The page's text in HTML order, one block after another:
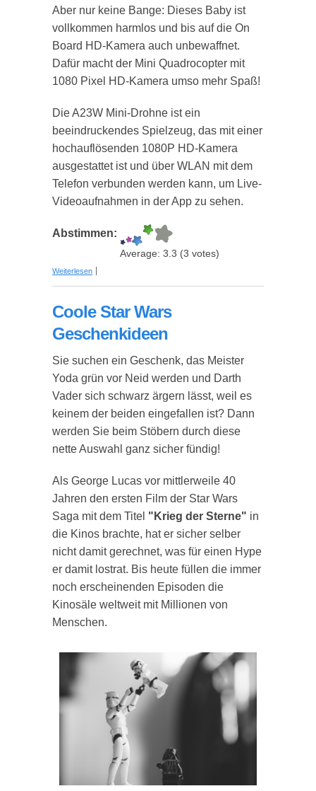
Aber nur keine Bange: Dieses Baby ist
vollkommen harmlos und bis auf die On
Board HD-Kamera auch unbewaffnet.
Dafür macht der Mini Quadrocopter mit
1080 Pixel HD-Kamera umso mehr Spaß!
Die A23W Mini-Drohne ist ein
beeindruckendes Spielzeug, das mit einer
hochauflösenden 1080P HD-Kamera
ausgestattet ist und über WLAN mit dem
Telefon verbunden werden kann, um Live-
Videoaufnahmen in der App zu sehen.
Abstimmen:
Average: 3.3 (3 votes)
Weiterlesen über Mini Quadrocopter Drohne mit HD-Kamera
Coole Star Wars
Geschenkideen
Sie suchen ein Geschenk, das Meister
Yoda grün vor Neid werden und Darth
Vader sich schwarz ärgern lässt, weil es
keinem der beiden eingefallen ist? Dann
werden Sie beim Stöbern durch diese
nette Auswahl ganz sicher fündig!
Als George Lucas vor mittlerweile 40
Jahren den ersten Film der Star Wars
Saga mit dem Titel "Krieg der Sterne" in
die Kinos brachte, hat er sicher selber
nicht damit gerechnet, was für einen Hype
er damit lostrat. Bis heute füllen die immer
noch erscheinenden Episoden die
Kinosäle weltweit mit Millionen von
Menschen.